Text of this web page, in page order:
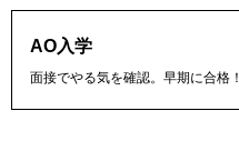
AO入学
面接でやる気を確認。早期に合格！